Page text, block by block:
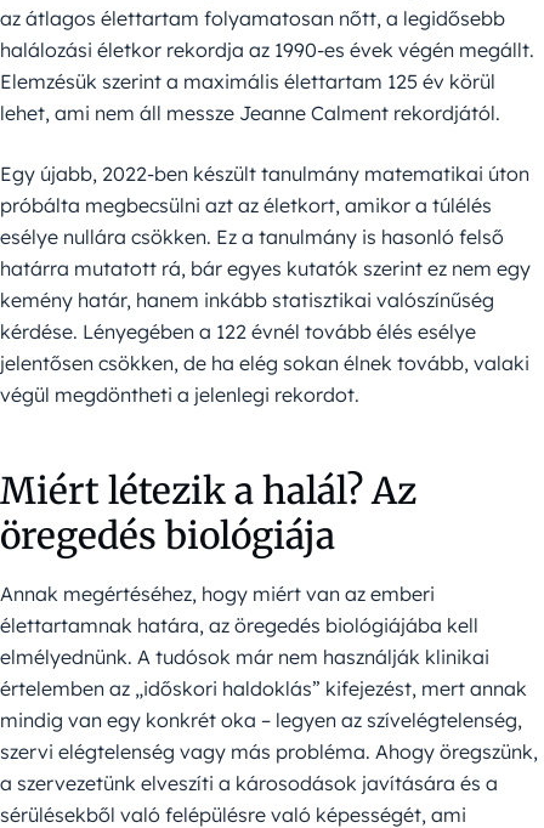
az átlagos élettartam folyamatosan nőtt, a legidősebb
halálozási életkor rekordja az 1990-es évek végén megállt.
Elemzésük szerint a maximális élettartam 125 év körül
lehet, ami nem áll messze Jeanne Calment rekordjától.
Egy újabb, 2022-ben készült tanulmány matematikai úton
próbálta megbecsülni azt az életkort, amikor a túlélés
esélye nullára csökken. Ez a tanulmány is hasonló felső
határra mutatott rá, bár egyes kutatók szerint ez nem egy
kemény határ, hanem inkább statisztikai valószínűség
kérdése. Lényegében a 122 évnél tovább élés esélye
jelentősen csökken, de ha elég sokan élnek tovább, valaki
végül megdöntheti a jelenlegi rekordot.
Miért létezik a halál? Az
öregedés biológiája
Annak megértéséhez, hogy miért van az emberi
élettartamnak határa, az öregedés biológiájába kell
elmélyednünk. A tudósok már nem használják klinikai
értelemben az „időskori haldoklás” kifejezést, mert annak
mindig van egy konkrét oka – legyen az szívelégtelenség,
szervi elégtelenség vagy más probléma. Ahogy öregszünk,
a szervezetünk elveszíti a károsodások javítására és a
sérülésekből való felépülésre való képességét, ami